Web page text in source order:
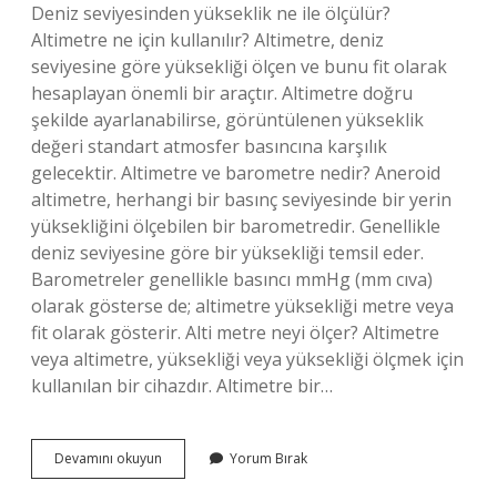
Deniz seviyesinden yükseklik ne ile ölçülür?
Altimetre ne için kullanılır? Altimetre, deniz
seviyesine göre yüksekliği ölçen ve bunu fit olarak
hesaplayan önemli bir araçtır. Altimetre doğru
şekilde ayarlanabilirse, görüntülenen yükseklik
değeri standart atmosfer basıncına karşılık
gelecektir. Altimetre ve barometre nedir? Aneroid
altimetre, herhangi bir basınç seviyesinde bir yerin
yüksekliğini ölçebilen bir barometredir. Genellikle
deniz seviyesine göre bir yüksekliği temsil eder.
Barometreler genellikle basıncı mmHg (mm cıva)
olarak gösterse de; altimetre yüksekliği metre veya
fit olarak gösterir. Alti metre neyi ölçer? Altimetre
veya altimetre, yüksekliği veya yüksekliği ölçmek için
kullanılan bir cihazdır. Altimetre bir…
Devamını okuyun
Seviyesine
Yorum Bırak